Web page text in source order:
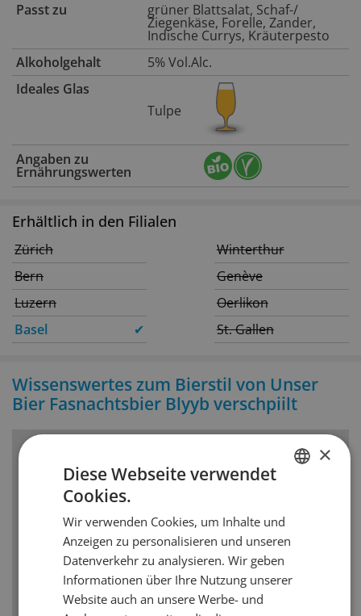
Passt zu
grüner Blattsalat, Schaf-/
Ziegenkäse, Forelle, Zander,
Indische Currys, Kräuterpesto
Alkoholgehalt
5% Vol.Alc.
Ideales Glas
Tulpe
Angaben zu
Ernährungswerten
Erhältlich in den Filialen
Zürich
Bern
Luzern
Basel
✔
Winterthur
Genève
Oerlikon
St. Gallen
Wissenswertes zum Bierstil von Unser
Bier Fasnachtsbier Blyyb verschpiilt
Bierstil
Deutsches Pilsner
Ein Pilsner Bier ist ein untergärig gebrautes Bier,
das in der Regel immer leicht hopfenbetont ist
und eine deutlichere Bittere aufweist als die
meisten anderen untergärig gebrauten Biere.
Erfrischend schlank und strohgelb. Bitterhopfen
FRENCH
×
Diese Webseite verwendet
Cookies.
Wir verwenden Cookies, um Inhalte und
Anzeigen zu personalisieren und unseren
Datenverkehr zu analysieren. Wir geben
Informationen über Ihre Nutzung unserer
Website auch an unsere Werbe- und